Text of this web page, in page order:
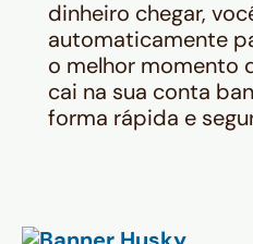
dinheiro chegar,
automaticamente
o melhor momento
cai na sua conta
forma rápida e